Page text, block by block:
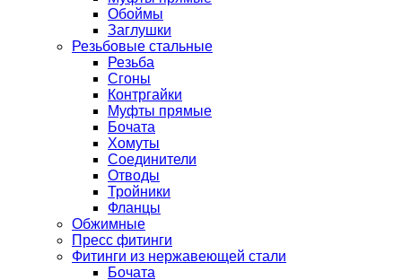
Обоймы
Заглушки
Резьбовые стальные
Резьба
Сгоны
Контргайки
Муфты прямые
Бочата
Хомуты
Соединители
Отводы
Тройники
Фланцы
Обжимные
Пресс фитинги
Фитинги из нержавеющей стали
Бочата